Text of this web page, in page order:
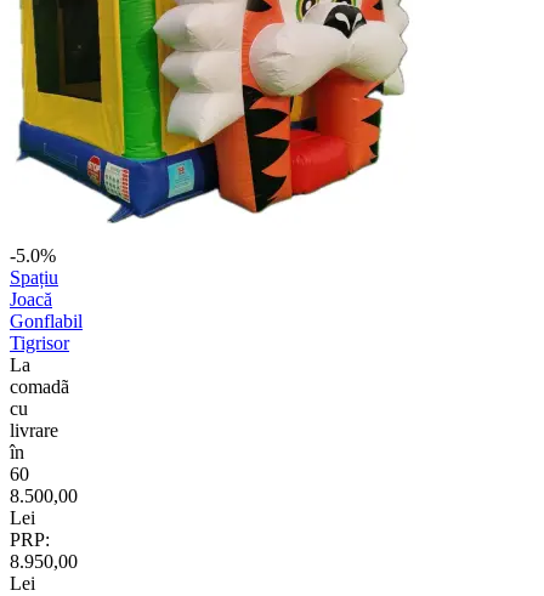
-5.0%
Spațiu
Joacă
Gonflabil
Tigrisor
La
comadã
cu
livrare
în
60
8.500,00
Lei
PRP:
8.950,00
Lei